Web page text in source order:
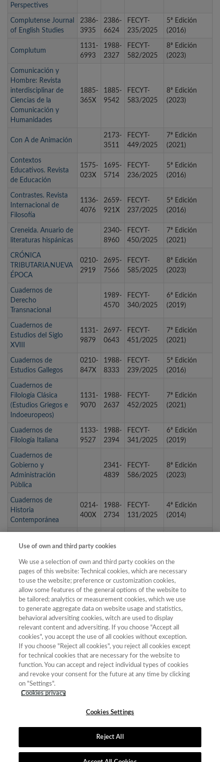
Perspectives
Complutense Journal
of English Studies
2386-
3935
2386-
6624
FECYT-
235/2025
5ª Edición
(2016)
Complutum
1131-
6993
1988-
2327
FECYT-
582/2025
8ª Edición
(2023)
Comunicación y
Hombre: Revista
interdisciplinar de
Ciencias de la
Comunicación y
Humanidades
1885-
365X
1885-
9542
FECYT-
583/2025
8ª Edición
(2023)
Con A de Animación
2173-
3511
FECYT-
449/2025
7ª Edición
(2021)
Contextos
Educativos. Revista
de Educación
1575-
023X
1695-
5714
FECYT-
236/2025
5ª Edición
(2016)
Contrastes. Revista
Internacional de
Filosofía
1136-
4076
2659-
921X
FECYT-
237/2025
5ª Edición
(2016)
Creneida. Anuario de
literaturas hispánicas
2340-
8960
FECYT-
450/2025
7ª Edición
(2021)
CRÓNICA
TRIBUTARIA.NUEVA
ÉPOCA
0210-
2919
2695-
7566
FECYT-
585/2025
8ª Edición
(2023)
Cuadernos de
Derecho
Transnacional
1989-
4570
FECYT-
340/2025
6ª Edición
(2019)
Cuadernos de
Estudios del Siglo
XVIII
1131-
9879
2697-
0643
FECYT-
451/2025
7ª Edición
(2021)
Cuadernos de
Estudios Gallegos
0210-
847X
1988-
8333
FECYT-
239/2025
5ª Edición
(2016)
Cuadernos de
Filología Clásica
(Estudios Griegos e
Indoeuropeos)
1131-
9070
1988-
2637
FECYT-
452/2025
7ª Edición
(2021)
Cuadernos de
Filología Italiana
1133-
9527
1988-
2394
FECYT-
341/2025
6ª Edición
(2019)
Cuadernos de
Gobierno y
Administración
Pública
2341-
4839
FECYT-
586/2025
8ª Edición
(2023)
Cuadernos de
Historia
Contemporánea
0214-
400X
1988-
2734
FECYT-
131/2025
4ª Edición
(2014)
HISTORIA
4018
2475
Cuadernos de
Ilustración y
Romanticismo
2173-
FECYT-
6ª Edición
(2019)
Cuadernos de
Investigación
Filológica
0211-
0547
1699-
292X
FECYT-
453/2025
7ª Edición
(2021)
« primera 1 2 3 4 6
9 … siguiente › última »
calidad|Aviso Legal y Política de Privacidad
Use of own and third party cookies
We use a selection of own and third party cookies on the
pages of this website: Technical cookies, which are necessary
to use the website; preference or customization cookies,
allow some features of the general options of the website to
be tailored; analytics or measurement cookies, which we use
to generate aggregate data on website usage and statistics,
behavioral adversiting cookies, witch are used to display
relevant content and adversiting. If you choose "Accept all
cookies", you accept the use of all cookies without exception.
If you choose "Reject all cookies", you reject all cookies except
for technical cookies that are necessary for the website to
function. You can accept and reject individual types of cookies
and revoke your consent for the future at any time by clicking
on "Settings".
Cookies privacy
Cookies Settings
Reject All